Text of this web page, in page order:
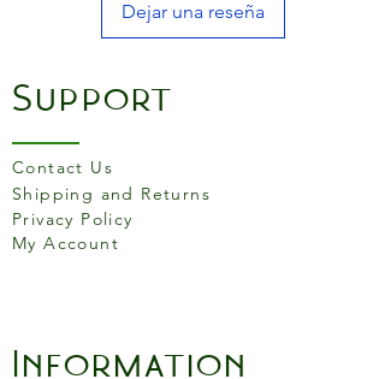
Dejar una reseña
Support
Contact Us
Shipping and Returns
Privacy Policy
My Account
Information